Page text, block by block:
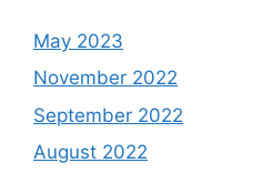
May 2023
November 2022
September 2022
August 2022